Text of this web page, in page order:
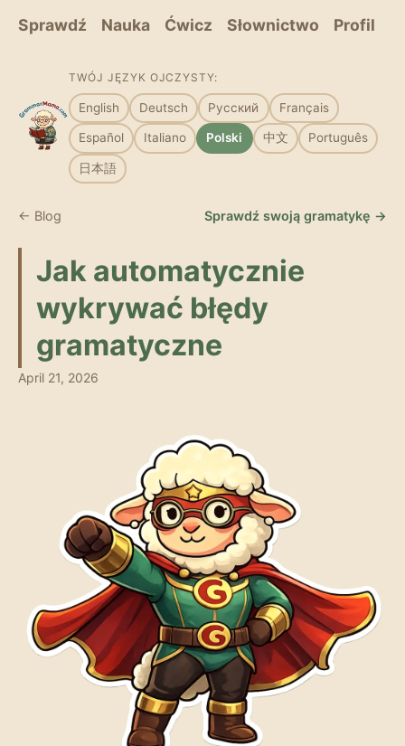
Sprawdź Nauka Ćwicz Słownictwo Profil
TWÓJ JĘZYK OJCZYSTY:
English Deutsch Русский Français
Español Italiano Polski 中文 Português
日本語
← Blog Sprawdź swoją gramatykę →
Jak automatycznie
wykrywać błędy
gramatyczne
April 21, 2026